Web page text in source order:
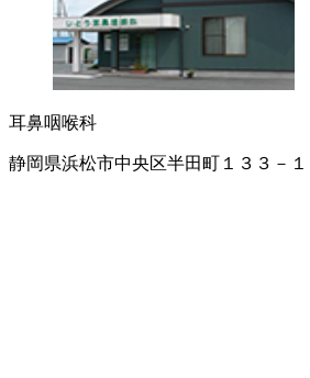
耳鼻咽喉科
静岡県浜松市中央区半田町１３３－１